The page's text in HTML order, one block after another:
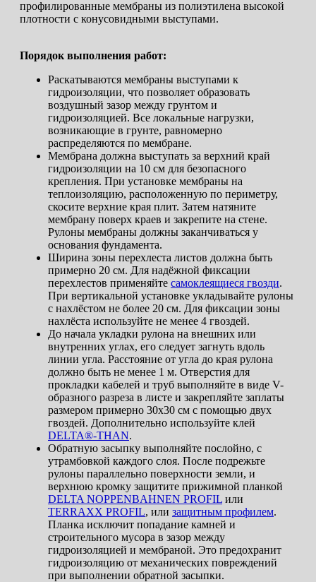
профилированные мембраны из полиэтилена высокой
плотности с конусовидными выступами.
Порядок выполнения работ:
Раскатываются мембраны выступами к
гидроизоляции, что позволяет образовать
воздушный зазор между грунтом и
гидроизоляцией. Все локальные нагрузки,
возникающие в грунте, равномерно
распределяются по мембране.
Мембрана должна выступать за верхний край
гидроизоляции на 10 см для безопасного
крепления. При установке мембраны на
теплоизоляцию, расположенную по периметру,
скосите верхние края плит. Затем натяните
мембрану поверх краев и закрепите на стене.
Рулоны мембраны должны заканчиваться у
основания фундамента.
Ширина зоны перехлеста листов должна быть
примерно 20 см. Для надёжной фиксации
перехлестов применяйте самоклеящиеся гвозди.
При вертикальной установке укладывайте рулоны
с нахлёстом не более 20 см. Для фиксации зоны
нахлёста используйте не менее 4 гвоздей.
До начала укладки рулона на внешних или
внутренних углах, его следует загнуть вдоль
линии угла. Расстояние от угла до края рулона
должно быть не менее 1 м. Отверстия для
прокладки кабелей и труб выполняйте в виде V-
образного разреза в листе и закрепляйте заплаты
размером примерно 30х30 см с помощью двух
гвоздей. Дополнительно используйте клей
DELTA®-THAN.
Обратную засыпку выполняйте послойно, с
утрамбовкой каждого слоя. После подрежьте
рулоны параллельно поверхности земли, и
верхнюю кромку защитите прижимной планкой
DELTA NOPPENBAHNEN PROFIL или
TERRAXX PROFIL, или защитным профилем.
Планка исключит попадание камней и
строительного мусора в зазор между
гидроизоляцией и мембраной. Это предохранит
гидроизоляцию от механических повреждений
при выполнении обратной засыпки.